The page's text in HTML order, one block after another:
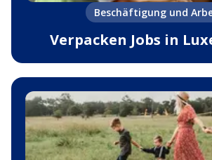
Beschäftigung und
Verpacken Jobs in